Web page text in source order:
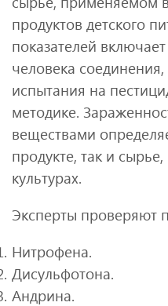
продуктов детского
показателей
человека
испытания на
методике.
веществами
продукте, так и
культурах.
Эксперты проверяют
Нитрофена.
Дисульфотона.
Андрина.